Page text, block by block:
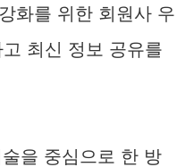
화를 위한 회원사 우
최신 정보 공유를
을 중심으로 한 방